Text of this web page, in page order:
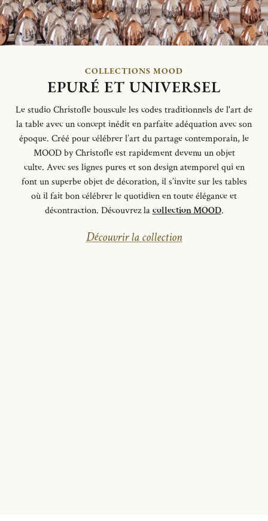
COLLECTIONS MOOD
EPURÉ ET UNIVERSEL
Le studio Christofle bouscule les codes traditionnels de l'art de
la table avec un concept inédit en parfaite adéquation avec son
époque. Créé pour célébrer l’art du partage contemporain, le
MOOD by Christofle est rapidement devenu un objet
culte. Avec ses lignes pures et son design atemporel qui en
font un superbe objet de décoration, il s’invite sur les tables
où il fait bon célébrer le quotidien en toute élégance et
décontraction. Découvrez lacollection MOOD.
Découvrir la collection